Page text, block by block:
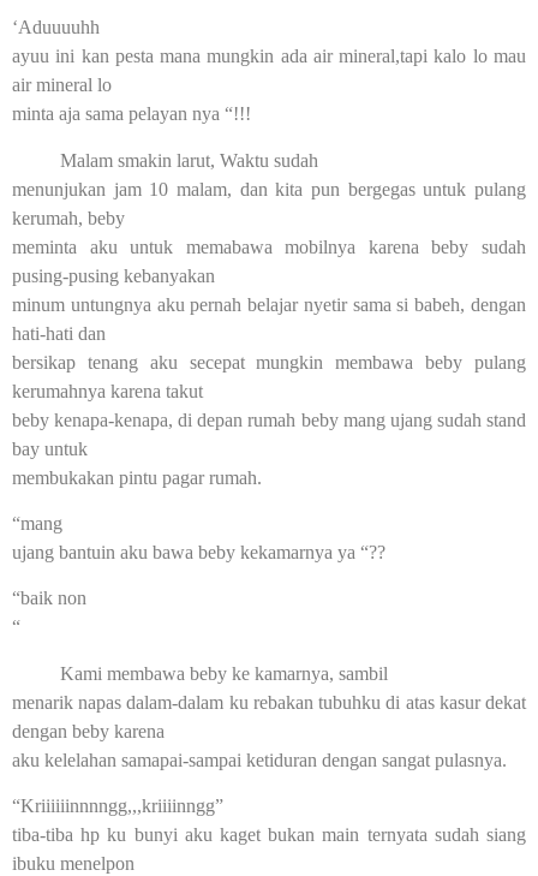
‘Aduuuuhh
ayuu ini kan pesta mana mungkin ada air mineral,tapi kalo lo mau
air mineral lo
minta aja sama pelayan nya “!!!
Malam smakin larut, Waktu sudah
menunjukan jam 10 malam, dan kita pun bergegas untuk pulang
kerumah, beby
meminta aku untuk memabawa mobilnya karena beby sudah
pusing-pusing kebanyakan
minum untungnya aku pernah belajar nyetir sama si babeh, dengan
hati-hati dan
bersikap tenang aku secepat mungkin membawa beby pulang
kerumahnya karena takut
beby kenapa-kenapa, di depan rumah beby mang ujang sudah stand
bay untuk
membukakan pintu pagar rumah.
“mang
ujang bantuin aku bawa beby kekamarnya ya “??
“baik non
“
Kami membawa beby ke kamarnya, sambil
menarik napas dalam-dalam ku rebakan tubuhku di atas kasur dekat
dengan beby karena
aku kelelahan samapai-sampai ketiduran dengan sangat pulasnya.
“Kriiiiiinnnngg,,,kriiiinngg”
tiba-tiba hp ku bunyi aku kaget bukan main ternyata sudah siang
ibuku menelpon